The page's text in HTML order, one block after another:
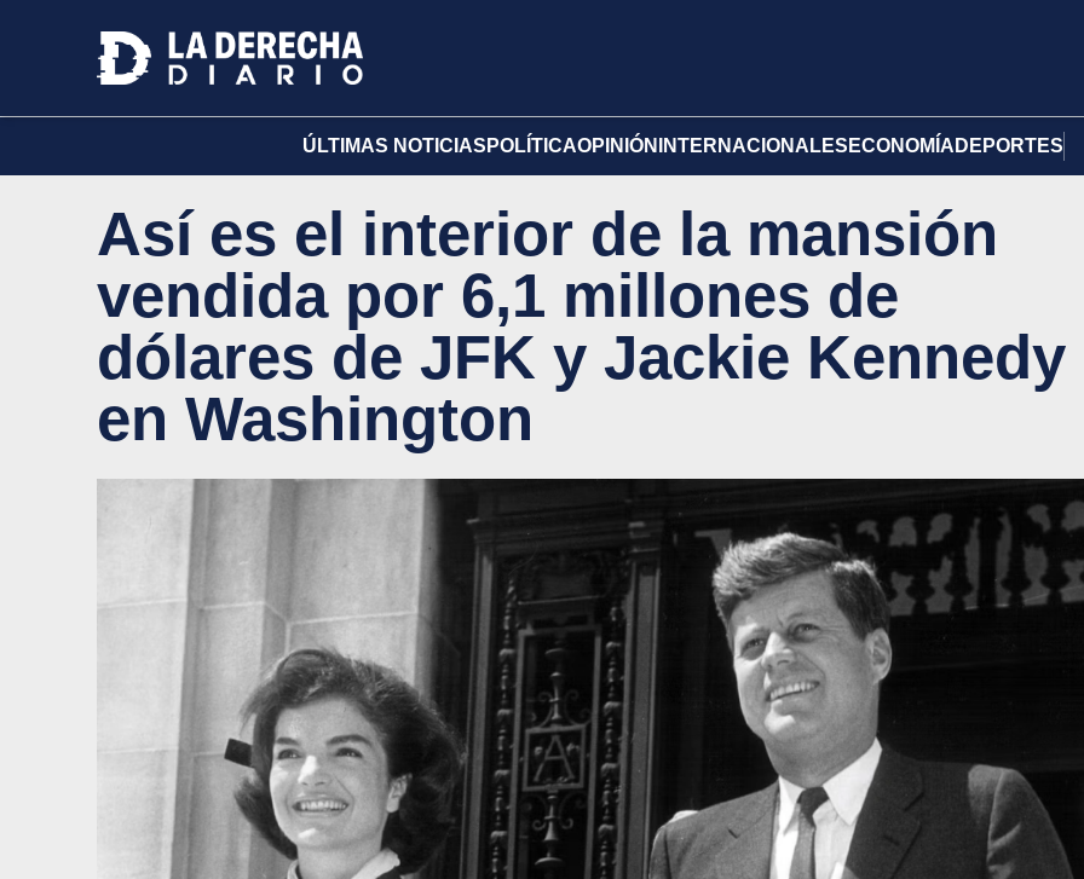
ÚLTIMAS NOTICIAS POLÍTICAOPINIÓN INTERNACIONALES ECONOMÍA DEPORTES
Así es el interior de la mansión
vendida por 6,1 millones de
dólares de JFK y Jackie Kennedy
en Washington